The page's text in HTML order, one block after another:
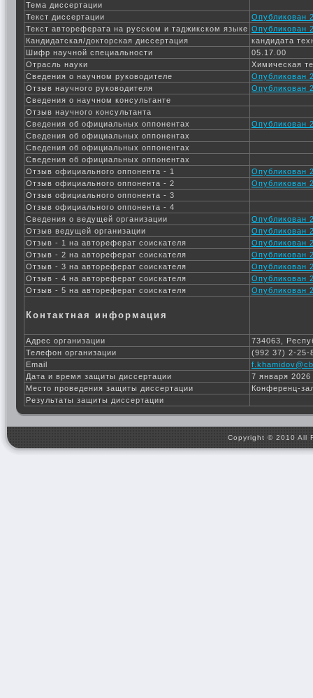
Тема диссертации
Текст диссертации
Опубликован
Текст автореферата на русском и таджикском языке Опубликован
Кандидатская/докторская диссертация
кандидата
Шифр научной специальности
05.17.00
Отрасль науки
Химическая
Сведения о научном руководителе
Опубликован
Отзыв научного руководителя
Опубликован
Сведения о научном консультанте
Отзыв научного консультанта
Сведения об официальных оппонентах
Опубликован
Сведения об официальных оппонентах
Сведения об официальных оппонентах
Сведения об официальных оппонентах
Отзыв официального оппонента - 1
Опубликован
Отзыв официального оппонента - 2
Опубликован
Отзыв официального оппонента - 3
Отзыв официального оппонента - 4
Сведения о ведущей организации
Опубликован
Отзыв ведущей организации
Опубликован
Отзыв - 1 на автореферат соискателя
Опубликован
Отзыв - 2 на автореферат соискателя
Опубликован
Отзыв - 3 на автореферат соискателя
Опубликован
Отзыв - 4 на автореферат соискателя
Опубликован
Отзыв - 5 на автореферат соискателя
Опубликован
Контактная информация
Адрес организации
734063,
Телефон организации
(992 37) 2-25-
Email
Дата и время защиты диссертации
7 января 2026
Место проведения защиты диссертации
Конференц-
Результаты защиты диссертации
Copyright © 2010 All